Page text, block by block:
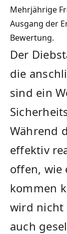
Mehrjährige
Ausgang der
Bewertung.
Der
die
sind ein
Während
effektiv
offen, wie
kommen
wird nicht
auch